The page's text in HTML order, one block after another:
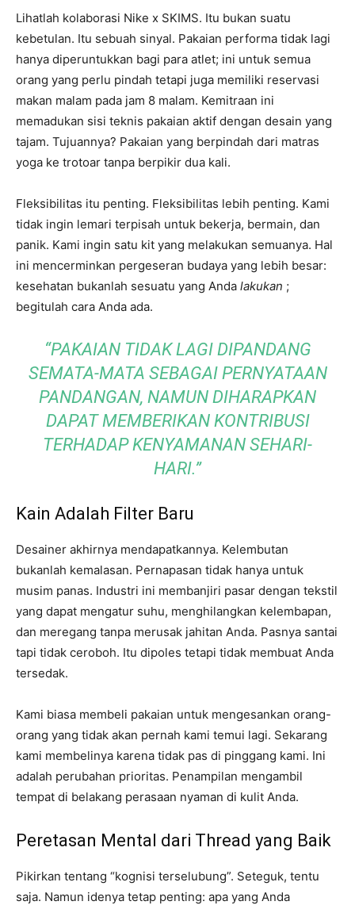
Lihatlah kolaborasi Nike x SKIMS. Itu bukan suatu
kebetulan. Itu sebuah sinyal. Pakaian performa tidak lagi
hanya diperuntukkan bagi para atlet; ini untuk semua
orang yang perlu pindah tetapi juga memiliki reservasi
makan malam pada jam 8 malam. Kemitraan ini
memadukan sisi teknis pakaian aktif dengan desain yang
tajam. Tujuannya? Pakaian yang berpindah dari matras
yoga ke trotoar tanpa berpikir dua kali.
Fleksibilitas itu penting. Fleksibilitas lebih penting. Kami
tidak ingin lemari terpisah untuk bekerja, bermain, dan
panik. Kami ingin satu kit yang melakukan semuanya. Hal
ini mencerminkan pergeseran budaya yang lebih besar:
kesehatan bukanlah sesuatu yang Anda lakukan ;
begitulah cara Anda ada.
“PAKAIAN TIDAK LAGI DIPANDANG
SEMATA-MATA SEBAGAI PERNYATAAN
PANDANGAN, NAMUN DIHARAPKAN
DAPAT MEMBERIKAN KONTRIBUSI
TERHADAP KENYAMANAN SEHARI-
HARI.”
Kain Adalah Filter Baru
Desainer akhirnya mendapatkannya. Kelembutan
bukanlah kemalasan. Pernapasan tidak hanya untuk
musim panas. Industri ini membanjiri pasar dengan tekstil
yang dapat mengatur suhu, menghilangkan kelembapan,
dan meregang tanpa merusak jahitan Anda. Pasnya santai
tapi tidak ceroboh. Itu dipoles tetapi tidak membuat Anda
tersedak.
Kami biasa membeli pakaian untuk mengesankan orang-
orang yang tidak akan pernah kami temui lagi. Sekarang
kami membelinya karena tidak pas di pinggang kami. Ini
adalah perubahan prioritas. Penampilan mengambil
tempat di belakang perasaan nyaman di kulit Anda.
Peretasan Mental dari Thread yang Baik
Pikirkan tentang “kognisi terselubung”. Seteguk, tentu
saja. Namun idenya tetap penting: apa yang Anda